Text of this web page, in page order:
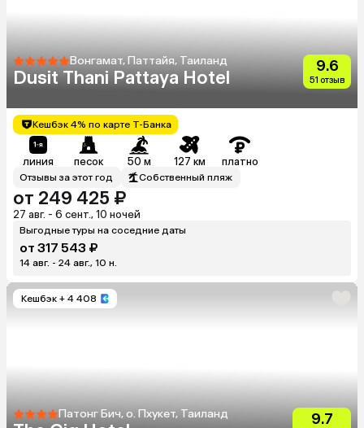
Вонгамат, Паттайя, Таиланд
Dusit Thani Pattaya Hotel
9.6
51 отзыв
Кешбэк 4% по карте Т-Банка
линия песок 50 м 127 км платно
Отзывы за этот год Собственный пляж
от 249 425 ₽
27 авг. - 6 сент., 10 ночей
Выгодные туры на соседние даты
от 317 543 ₽
14 авг. - 24 авг., 10 н.
Кешбэк + 4 408
Патонг Бич, о. Пхукет, Таиланд 9.7